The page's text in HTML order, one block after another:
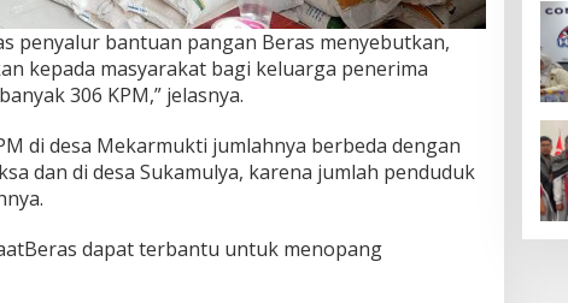
penyalur bantuan pangan Beras menyebutkan,
kepada masyarakat bagi keluarga penerima
306 KPM,” jelasnya.
di desa Mekarmukti jumlahnya berbeda dengan
dan di desa Sukamulya, karena jumlah penduduk
dapat terbantu untuk menopang